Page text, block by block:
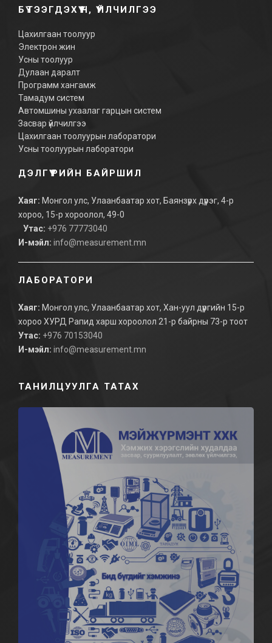
БҮТЭЭГДЭХҮҮН, ҮЙЛЧИЛГЭЭ
Цахилгаан тоолуур
Электрон жин
Усны тоолуур
Дулаан даралт
Программ хангамж
Тамадум систем
Автомшины ухаалаг гарцын систем
Засвар үйлчилгээ
Цахилгаан тоолуурын лаборатори
Усны тоолуурын лаборатори
ДЭЛГҮҮРИЙН БАЙРШИЛ
Хаяг: Монгол улс, Улаанбаатар хот, Баянзүрх дүүрэг, 4-р
хороо, 15-р хороолол, 49-0
Утас: +976 77773040
И-мэйл: info@measurement.mn
ЛАБОРАТОРИ
Хаяг: Монгол улс, Улаанбаатар хот, Хан-уул дүүргийн 15-р
хороо ХУРД Рапид харш хороолол 21-р байрны 73-р тоот
Утас: +976 70153040
И-мэйл: info@measurement.mn
ТАНИЛЦУУЛГА ТАТАХ